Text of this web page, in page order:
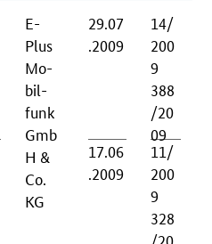
E-
Plus
Mo­
bil­
funk
Gmb
H &
Co.
KG
29.07
.2009
17.06
.2009
14/
200
9
388
/20
09
11/
200
9
328
/20